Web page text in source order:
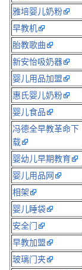
雅培婴儿奶粉
早教机
胎教歌曲
新安怡吸奶器
婴儿用品加盟
惠氏婴儿奶粉
婴儿食品
冯德全早教革命下
载
婴幼儿早期教育
婴儿用品网
相架
婴儿睡袋
安全门
早教加盟
玻璃门夹